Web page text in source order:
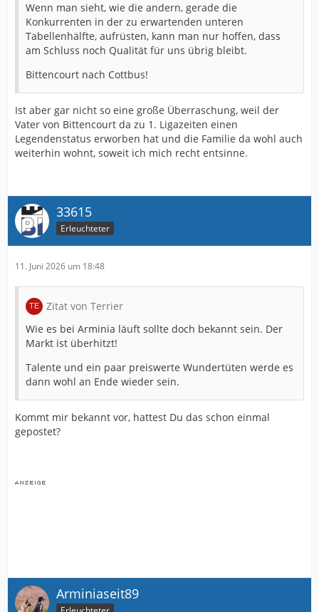
Wenn man sieht, wie die andern, gerade die
Konkurrenten in der zu erwartenden unteren
Tabellenhälfte, aufrüsten, kann man nur hoffen, dass
am Schluss noch Qualität für uns übrig bleibt.
Bittencourt nach Cottbus!
Ist aber gar nicht so eine große Überraschung, weil der
Vater von Bittencourt da zu 1. Ligazeiten einen
Legendenstatus erworben hat und die Familie da wohl auch
weiterhin wohnt, soweit ich mich recht entsinne.
33615
Erleuchteter
11. Juni 2026 um 18:48
Zitat von Terrier
Wie es bei Arminia läuft sollte doch bekannt sein. Der
Markt ist überhitzt!
Talente und ein paar preiswerte Wundertüten werde es
dann wohl an Ende wieder sein.
Kommt mir bekannt vor, hattest Du das schon einmal
gepostet?
Arminiaseit89